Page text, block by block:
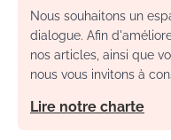
Nous souhaitons un
dialogue. Afin
nos articles, ainsi que
nous vous invitons à
Lire notre charte